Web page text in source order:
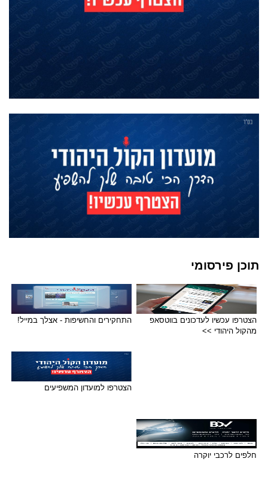
תוכן פירסומי
הצטרפו עכשיו לעדכונים בווטסאפ
מהקול היהודי >>
התחקירים והחשיפות - אצלך במייל!
הצטרפו למועדון המשפיעים
חלפים לרכבי יוקרה